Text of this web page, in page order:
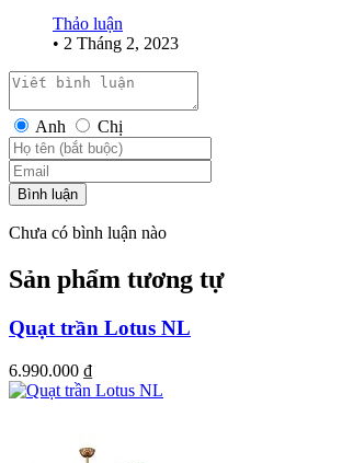
Thảo luận
• 2 Tháng 2, 2023
Anh Chị
Bình luận
Chưa có bình luận nào
Sản phẩm tương tự
Quạt trần Lotus NL
6.990.000 ₫